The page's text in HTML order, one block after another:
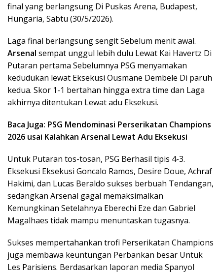
final yang berlangsung Di Puskas Arena, Budapest,
Hungaria, Sabtu (30/5/2026).
Laga final berlangsung sengit Sebelum menit awal.
Arsenal sempat unggul lebih dulu Lewat Kai Havertz Di
Putaran pertama Sebelumnya PSG menyamakan
kedudukan lewat Eksekusi Ousmane Dembele Di paruh
kedua. Skor 1-1 bertahan hingga extra time dan Laga
akhirnya ditentukan Lewat adu Eksekusi.
Baca Juga: PSG Mendominasi Perserikatan Champions
2026 usai Kalahkan Arsenal Lewat Adu Eksekusi
Untuk Putaran tos-tosan, PSG Berhasil tipis 4-3.
Eksekusi Eksekusi Goncalo Ramos, Desire Doue, Achraf
Hakimi, dan Lucas Beraldo sukses berbuah Tendangan,
sedangkan Arsenal gagal memaksimalkan
Kemungkinan Setelahnya Eberechi Eze dan Gabriel
Magalhaes tidak mampu menuntaskan tugasnya.
Sukses mempertahankan trofi Perserikatan Champions
juga membawa keuntungan Perbankan besar Untuk
Les Parisiens. Berdasarkan laporan media Spanyol